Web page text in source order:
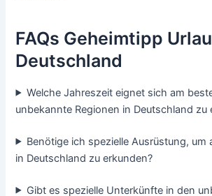
FAQs Geheimtipp
Deutschland
Welche Jahreszeit eignet sich am
unbekannte Regionen in Deutschland zu
Benötige ich spezielle Ausrüstung, um
in Deutschland zu erkunden?
Gibt es spezielle Unterkünfte in den